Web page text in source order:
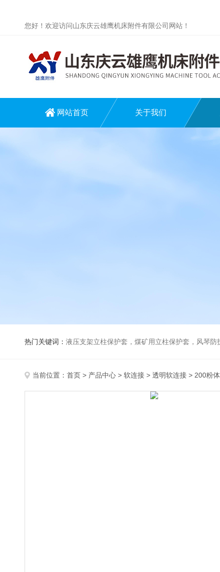
您好！欢迎访问山东庆云雄鹰机床附件有限公司网站！
网站首页 关于我们
热门关键词： 液压支架立柱保护套，煤矿用立柱保护套，风琴
当前位置： 首页 > 产品中心 > 软连接 > 透明软连接 > 200粉